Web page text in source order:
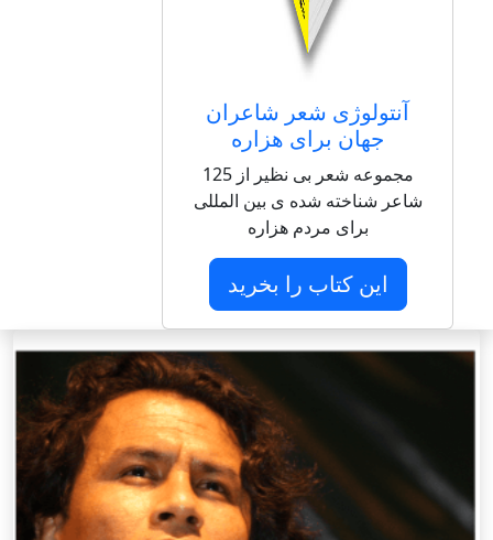
آنتولوژی شعر شاعران
جهان برای هزاره
مجموعه شعر بی نظیر از 125
شاعر شناخته شده ی بین المللی
برای مردم هزاره
این کتاب را بخرید